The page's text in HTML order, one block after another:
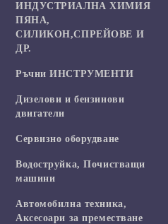
ИНДУСТРИАЛНА ХИМИЯ
ПЯНА,
СИЛИКОН,СПРЕЙОВЕ И
ДР.
Ръчни ИНСТРУМЕНТИ
Дизелови и бензинови
двигатели
Сервизно оборудване
Водоструйка, Почистващи
машини
Автомобилна техника,
Аксесоари за преместване